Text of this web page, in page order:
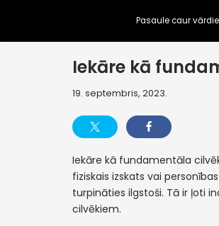
Pasaule caur
Iekāre kā
19. septembris, 2023.
Iekāre kā fundamentāla
fiziskais izskats vai
turpināties ilgstoši. Tā ir ļoti
cilvēkiem.